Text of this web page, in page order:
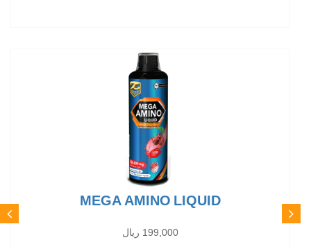
MEGA AMINO LIQUID
199,000 ریال